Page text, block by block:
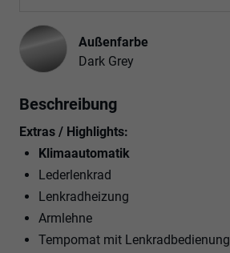
Außenfarbe
Dark Grey
Beschreibung
Extras / Highlights:
Klimaautomatik
Lederlenkrad
Lenkradheizung
Armlehne
Tempomat mit Lenkradbedienung